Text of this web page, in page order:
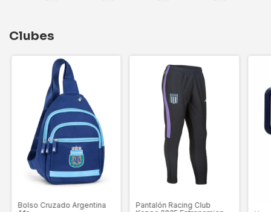
Clubes
Bolso Cruzado Argentina
Pantalón Racing Club